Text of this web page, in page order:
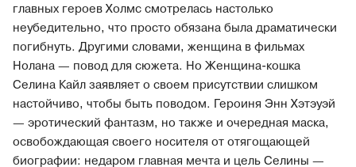
главных героев Холмс смотрелась настолько
неубедительно, что просто обязана была драматически
погибнуть. Другими словами, женщина в фильмах
Нолана — повод для сюжета. Но Женщина-кошка
Селина Кайл заявляет о своем присутствии слишком
настойчиво, чтобы быть поводом. Героиня Энн Хэтэуэй
— эротический фантазм, но также и очередная маска,
освобождающая своего носителя от отягощающей
биографии: недаром главная мечта и цель Селины —